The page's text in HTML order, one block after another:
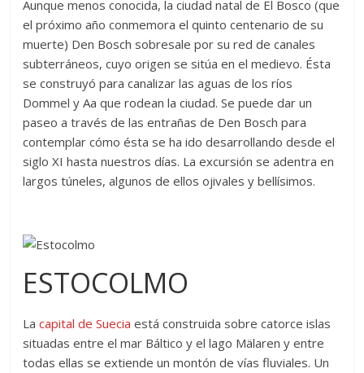
Aunque menos conocida, la ciudad natal de El Bosco (que
el próximo año conmemora el quinto centenario de su
muerte) Den Bosch sobresale por su red de canales
subterráneos, cuyo origen se sitúa en el medievo. Ésta
se construyó para canalizar las aguas de los ríos
Dommel y Aa que rodean la ciudad. Se puede dar un
paseo a través de las entrañas de Den Bosch para
contemplar cómo ésta se ha ido desarrollando desde el
siglo XI hasta nuestros días. La excursión se adentra en
largos túneles, algunos de ellos ojivales y bellísimos.
ESTOCOLMO
Lacapital de Sueciaestá construida sobre catorce islas
situadas entre el mar Báltico y el lago Mälaren y entre
todas ellas se extiende un montón de vías fluviales. Un